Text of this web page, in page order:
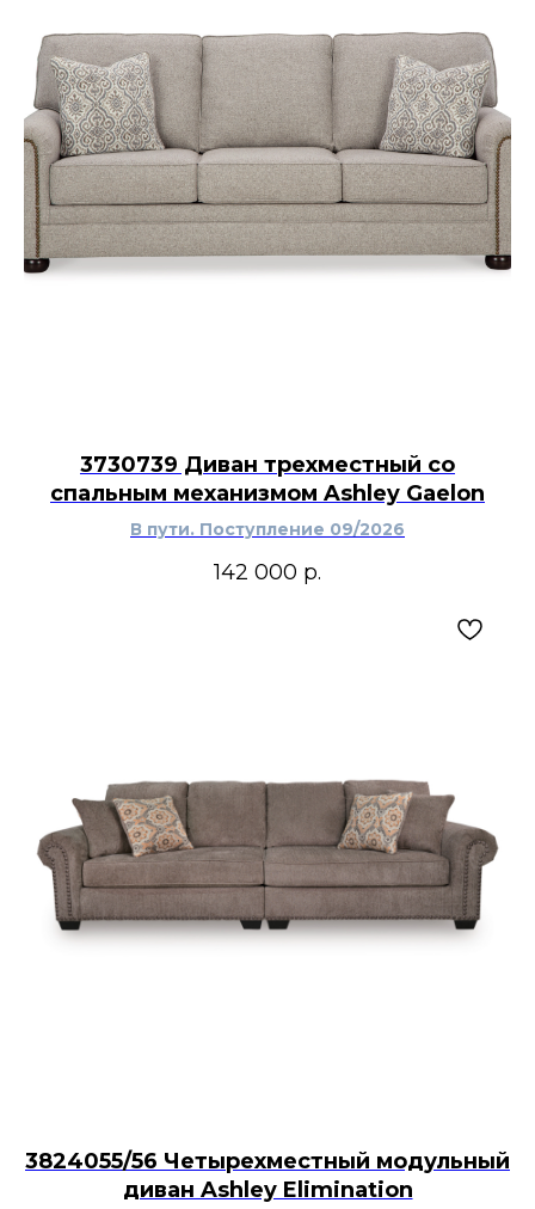
3730739 Диван трехместный со
спальным механизмом Ashley Gaelon
В пути. Поступление 09/2026
142 000 р.
3824055/56 Четырехместный модульный
диван Ashley Elimination